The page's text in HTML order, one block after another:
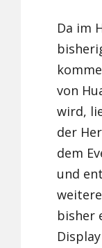
Da im
von
wird,
der
dem
und
bisher